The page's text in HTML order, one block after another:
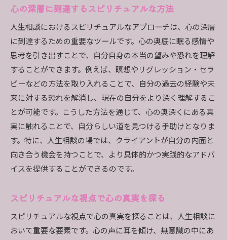
心の深層に到達するスピリチュアルな方法
人生相談におけるスピリチュアルなアプローチは、心の深層
に到達するための重要なツールです。心の奥底に眠る感情や
思考を引き出すことで、自分自身の本当の望みや恐れを理解
することができます。例えば、瞑想やリグレッション・セラ
ピーなどの方法を取り入れることで、自分の過去の経験や未
来に対する恐れを解消し、現在の自分をより深く理解するこ
とが可能です。こうした方法を通じて、心の奥深くにある真
実に触れることで、自分らしい道を見つける手助けとなりま
す。特に、人生相談の場では、クライアントが自分の内面と
向き合う機会を持つことで、より具体的かつ実践的なアドバ
イスを提供することができるのです。
スピリチュアルな視点で心の真実を探る
スピリチュアルな視点で心の真実を探ることは、人生相談に
おいて重要な要素です。心の声に耳を傾け、無意識の中にあ